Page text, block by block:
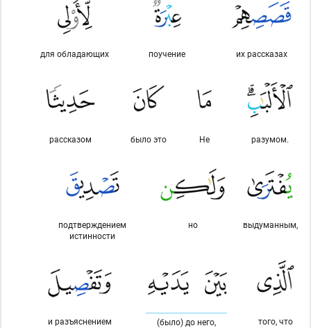
их рассказах
поучение
для обладающих
разумом.
Не
было это
рассказом
выдуманным,
но
подтверждением
истинности
того, что
(было) до него,
и разъяснением